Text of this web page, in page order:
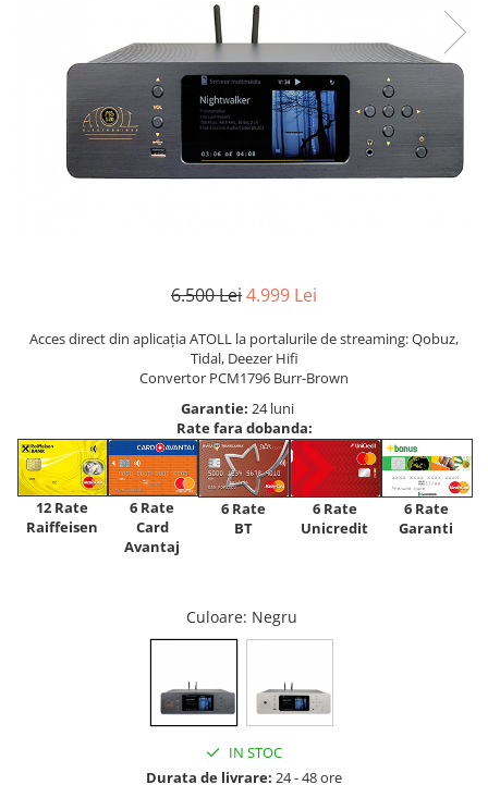
6.500 Lei4.999 Lei
Acces direct din aplicația ATOLL la portalurile de streaming: Qobuz,
Tidal, Deezer Hifi
Convertor PCM1796 Burr-Brown
Garantie: 24 luni
Rate fara dobanda:
12 Rate
Raiffeisen
6 Rate
Card
Avantaj
6 Rate
BT
6 Rate
Unicredit
6 Rate
Garanti
Culoare: Negru
IN STOC
Durata de livrare: 24 - 48 ore